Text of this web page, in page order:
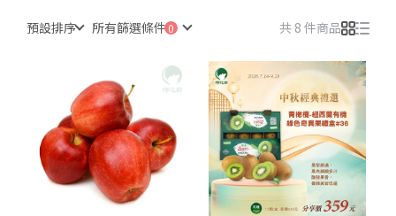
預設排序 所有篩選條件 共 8 件商品